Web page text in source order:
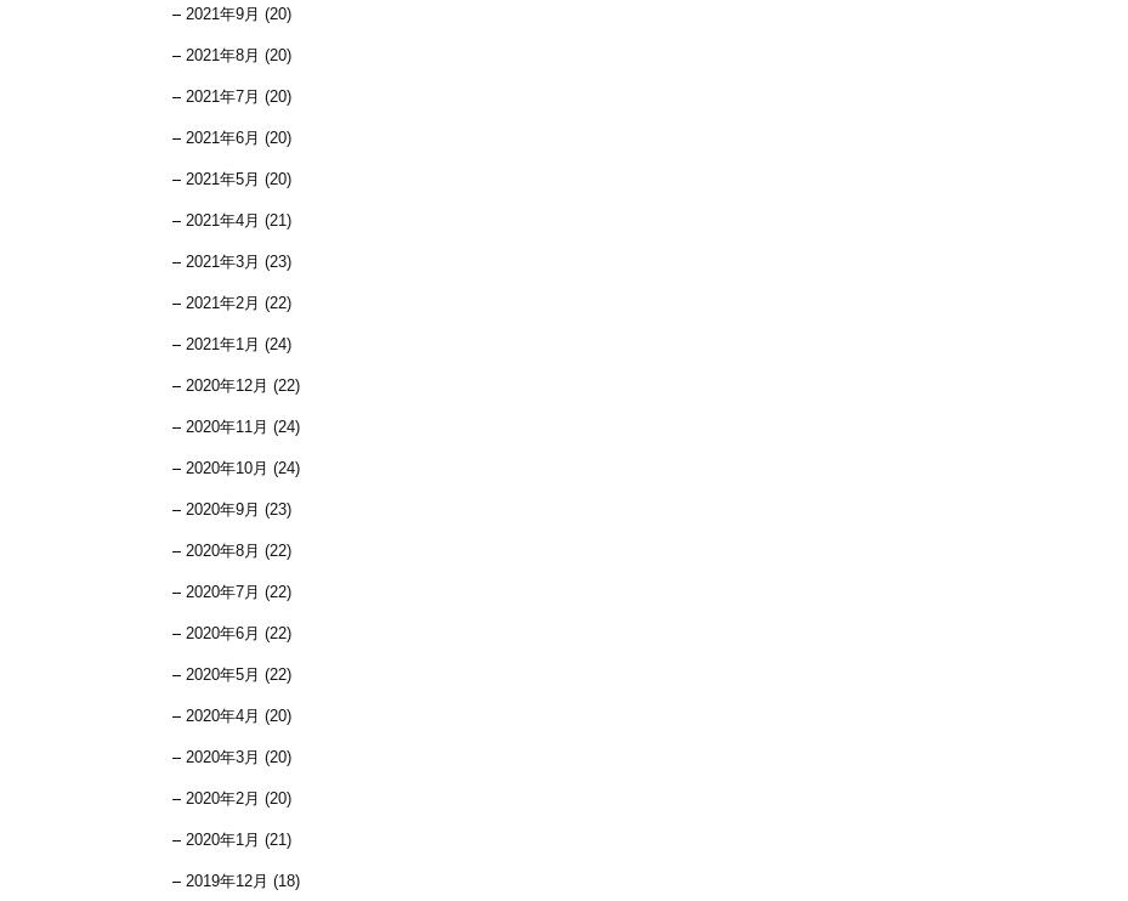
2021年9月 (20)
2021年8月 (20)
2021年7月 (20)
2021年6月 (20)
2021年5月 (20)
2021年4月 (21)
2021年3月 (23)
2021年2月 (22)
2021年1月 (24)
2020年12月 (22)
2020年11月 (24)
2020年10月 (24)
2020年9月 (23)
2020年8月 (22)
2020年7月 (22)
2020年6月 (22)
2020年5月 (22)
2020年4月 (20)
2020年3月 (20)
2020年2月 (20)
2020年1月 (21)
2019年12月 (18)